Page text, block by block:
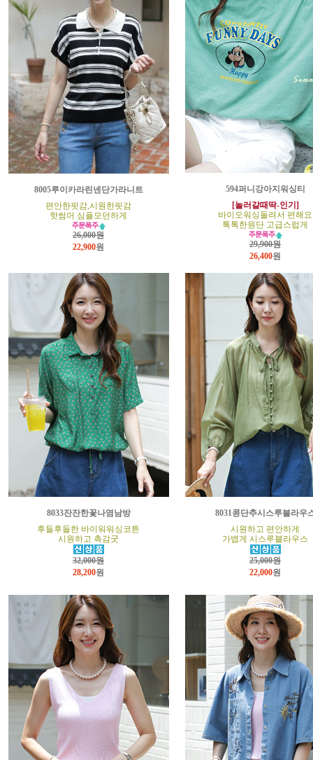
8005루이카라린넨단가라니트
편안한핏감,시원한핏감
핫썸머 심플모던하게
26,000원
22,900원
594퍼니강아지워싱티
[놀러갈때딱-인기]
바이오워싱돌려서 편해요
톡톡한원단 고급스럽게
29,900원
26,400원
8033잔잔한꽃나염남방
후들후들한 바이워워싱코튼
시원하고 촉감굿
32,000원
28,200원
8031콩단추시스루블라우
시원하고 편안하게
가볍게 시스루블라우스
25,000원
22,000원